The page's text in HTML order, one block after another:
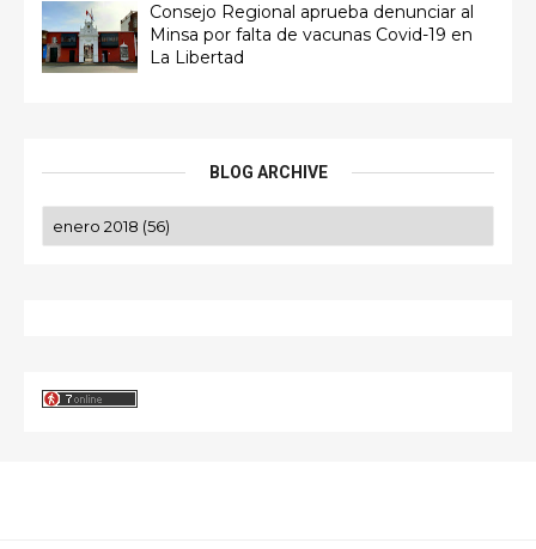
Consejo Regional aprueba denunciar al
Minsa por falta de vacunas Covid-19 en
La Libertad
BLOG ARCHIVE